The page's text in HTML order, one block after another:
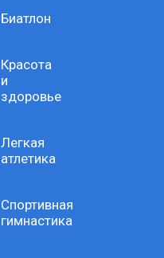
Биатлон
Красота
и
здоровье
Легкая
атлетика
Спортивная
гимнастика